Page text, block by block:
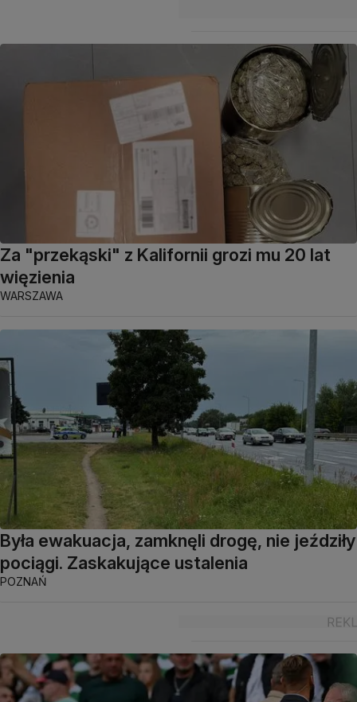
Za "przekąski" z Kalifornii grozi mu 20 lat
więzienia
WARSZAWA
Była ewakuacja, zamknęli drogę, nie jeździły
pociągi. Zaskakujące ustalenia
POZNAŃ